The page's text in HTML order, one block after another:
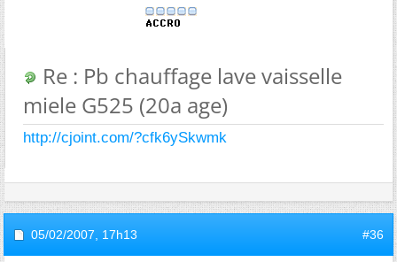
Re : Pb chauffage lave vaisselle
miele G525 (20a age)
http://cjoint.com/?cfk6ySkwmk
05/02/2007, 17h13 #36